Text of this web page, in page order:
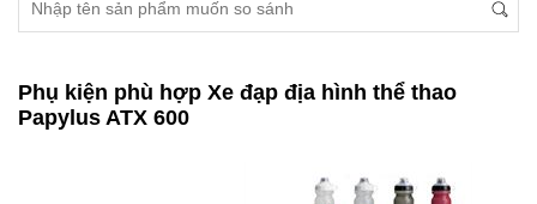
Phụ kiện phù hợp Xe đạp địa hình thể thao
Papylus ATX 600